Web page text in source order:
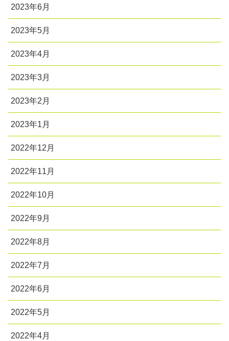
2023年6月
2023年5月
2023年4月
2023年3月
2023年2月
2023年1月
2022年12月
2022年11月
2022年10月
2022年9月
2022年8月
2022年7月
2022年6月
2022年5月
2022年4月